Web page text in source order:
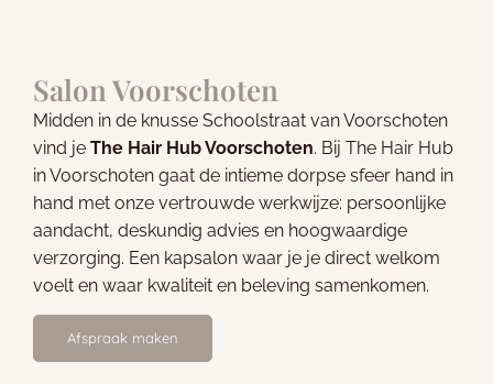
Salon Voorschoten
Midden in de knusse Schoolstraat van Voorschoten
vind je The Hair Hub Voorschoten. Bij The Hair Hub
in Voorschoten gaat de intieme dorpse sfeer hand in
hand met onze vertrouwde werkwijze: persoonlijke
aandacht, deskundig advies en hoogwaardige
verzorging. Een kapsalon waar je je direct welkom
voelt en waar kwaliteit en beleving samenkomen.
Afspraak maken